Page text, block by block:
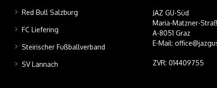
Red Bull Salzburg
FC Liefering
Steirischer Fußballverband
SV Lannach
JAZ GU-Süd
Maria-Matzner-
A-8051 Graz
E-Mail:
ZVR: 014409755